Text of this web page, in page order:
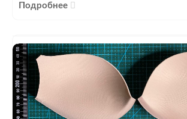
Подробнее